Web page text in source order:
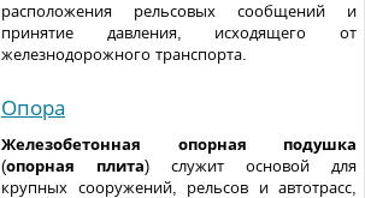
расположения рельсовых сообщений и
принятие давления, исходящего от
железнодорожного транспорта.
Опора
Железобетонная опорная подушка
(опорная плита) служит основой для
крупных сооружений, рельсов и автотрасс,